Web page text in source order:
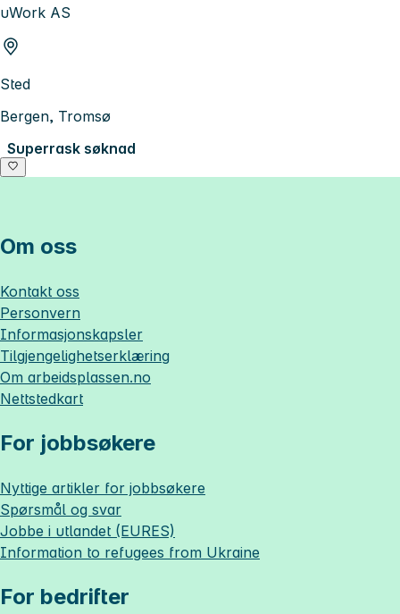
uWork AS
Sted
Bergen, Tromsø
Superrask søknad
Om oss
Kontakt oss
Personvern
Informasjonskapsler
Tilgjengelighetserklæring
Om arbeidsplassen.no
Nettstedkart
For jobbsøkere
Nyttige artikler for jobbsøkere
Spørsmål og svar
Jobbe i utlandet (EURES)
Information to refugees from Ukraine
For bedrifter